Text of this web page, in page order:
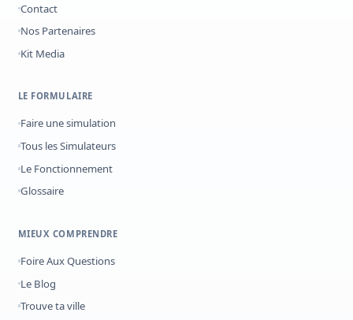
Contact
Nos Partenaires
Kit Media
LE FORMULAIRE
Faire une simulation
Tous les Simulateurs
Le Fonctionnement
Glossaire
MIEUX COMPRENDRE
Foire Aux Questions
Le Blog
Trouve ta ville